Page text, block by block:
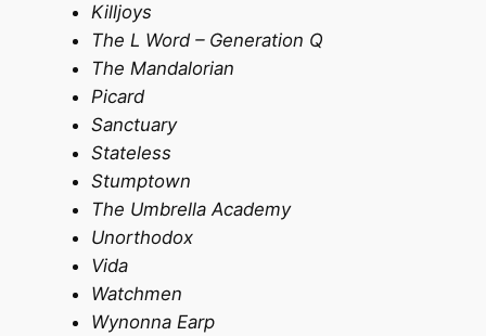
Killjoys
The L Word – Generation Q
The Mandalorian
Picard
Sanctuary
Stateless
Stumptown
The Umbrella Academy
Unorthodox
Vida
Watchmen
Wynonna Earp